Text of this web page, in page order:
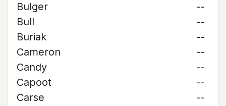
Bulger
--
Bull
--
Buriak
--
Cameron
--
Candy
--
Capoot
--
Carse
--